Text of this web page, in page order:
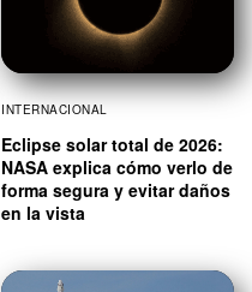
INTERNACIONAL
Eclipse solar total de 2026:
NASA explica cómo verlo de
forma segura y evitar daños
en la vista